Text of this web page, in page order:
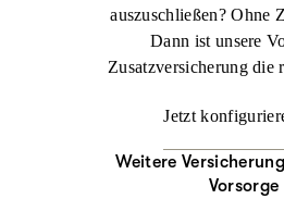
auszuschließen? Ohne
Dann ist unsere
Zusatzversicherung die
Jetzt
Weitere
Vorsorge